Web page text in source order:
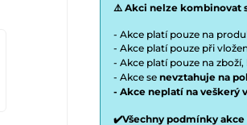
⚠️ Akci nelze kombinovat
- Akce platí pouze na
- Akce platí pouze při
- Akce platí pouze na zboží,
- Akce se nevztahuje na
- Akce neplatí na veškerý
✔️Všechny podmínky